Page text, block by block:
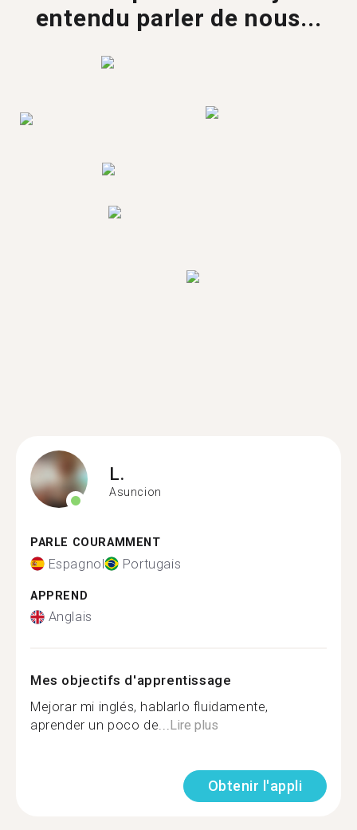
entendu parler de nous...
L.
Asuncion
PARLE COURAMMENT
Espagnol Portugais
APPREND
Anglais
Mes objectifs d'apprentissage
Mejorar mi inglés, hablarlo fluidamente,
aprender un poco de...Lire plus
Obtenir l'appli